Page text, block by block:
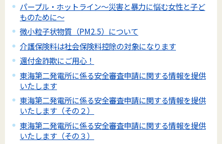
パープル・ホットライン～災害と暴力に悩む女性と子ど
ものために～
微小粒子状物質（PM2.5）について
介護保険料は社会保険料控除の対象になります
還付金詐欺にご用心！
東海第二発電所に係る安全審査申請に関する情報を提供
いたします
東海第二発電所に係る安全審査申請に関する情報を提供
いたします（その２）
東海第二発電所に係る安全審査申請に関する情報を提供
いたします（その３）